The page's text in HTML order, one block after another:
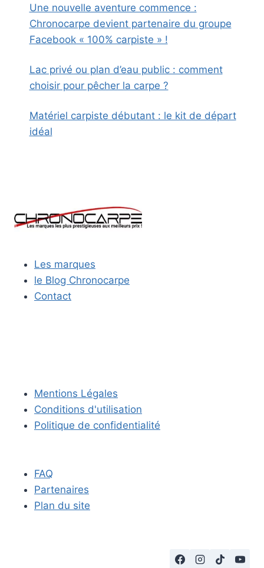
Une nouvelle aventure commence :
Chronocarpe devient partenaire du groupe
Facebook « 100% carpiste » !
Lac privé ou plan d’eau public : comment
choisir pour pêcher la carpe ?
Matériel carpiste débutant : le kit de départ
idéal
Les marques
le Blog Chronocarpe
Contact
Mentions Légales
Conditions d'utilisation
Politique de confidentialité
FAQ
Partenaires
Plan du site